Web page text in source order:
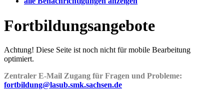
Fortbildungsangebote
Achtung! Diese Seite ist noch nicht für mobile Bearbeitung
optimiert.
Zentraler E-Mail Zugang für Fragen und Probleme:
fortbildung@lasub.smk.sachsen.de